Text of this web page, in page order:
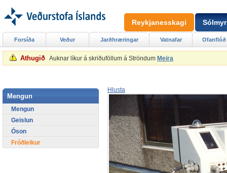
Athugið Auknar líkur á skriðuföllum á Ströndum Meira
Hlusta
Forsíða Veður Jarðhræringar Vatnafar Ofanflóð
Mengun
Mengun
Geislun
Óson
Fróðleikur
Reykjanesskagi